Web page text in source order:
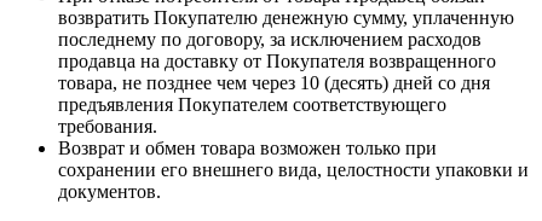
возвратить Покупателю денежную сумму, уплаченную
последнему по договору, за исключением расходов
продавца на доставку от Покупателя возвращенного
товара, не позднее чем через 10 (десять) дней со дня
предъявления Покупателем соответствующего
требования.
Возврат и обмен товара возможен только при
сохранении его внешнего вида, целостности упаковки и
документов.